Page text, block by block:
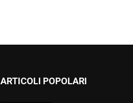
ARTICOLI POPOLARI